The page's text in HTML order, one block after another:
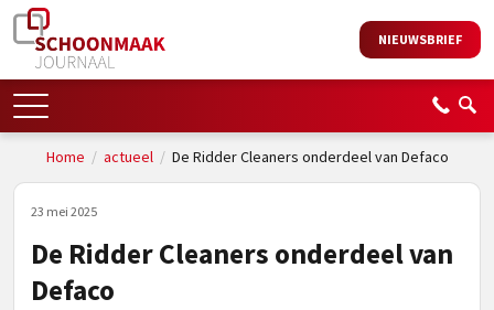
NIEUWSBRIEF
Home / actueel/ De Ridder Cleaners onderdeel van Defaco
23 mei 2025
De Ridder Cleaners onderdeel van
Defaco